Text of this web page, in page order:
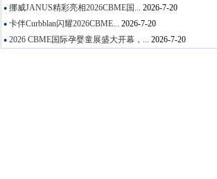
●挪威JANUS精彩亮相2026CBME国... 2026-7-20
●卡伴Curbblan闪耀2026CBME... 2026-7-20
●2026 CBME国际孕婴童展盛大开幕，... 2026-7-20